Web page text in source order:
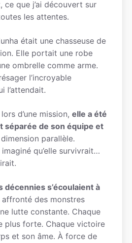
ce que j’ai découvert sur
les attentes.
était une chasseuse de
Elle portait une robe
ombrelle comme arme.
l’incroyable
l’attendait.
d’une mission, elle a été
séparée de son équipe et
parallèle.
imaginé qu’elle survivrait…
décennies s’écoulaient à
affronté des monstres
lutte constante. Chaque
plus forte. Chaque victoire
et son âme. À force de